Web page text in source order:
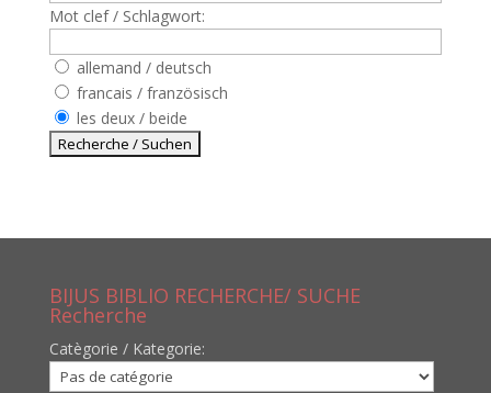
Mot clef / Schlagwort:
allemand / deutsch
francais / französisch
les deux / beide
BIJUS BIBLIO RECHERCHE/ SUCHE
Recherche
Catègorie / Kategorie: